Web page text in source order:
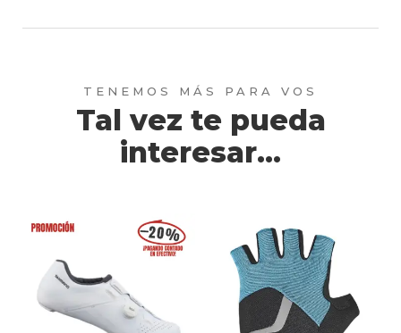
Tal vez te pueda
interesar...
Este
tiene
múltiples
variantes.